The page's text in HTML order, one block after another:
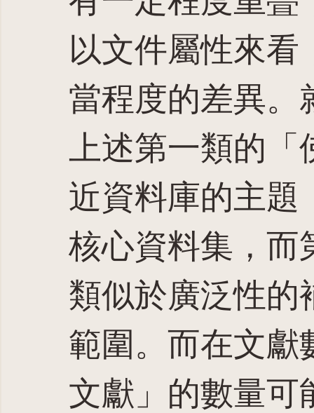
以文件屬性來看
當程度的差異。
上述第一類的
近資料庫的主題
核心資料集，而
類似於廣泛性的
範圍。而在文獻
文獻」的數量可